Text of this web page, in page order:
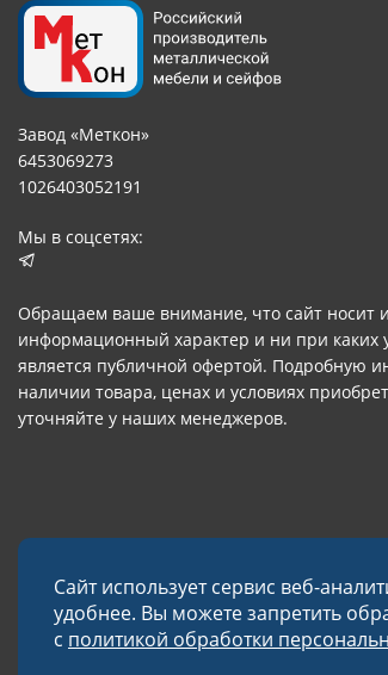
Завод «Меткон»
6453069273
1026403052191
Мы в соцсетях:
Обращаем ваше внимание, что сайт носит
информационный характер и ни при каких
является публичной офертой. Подробную
наличии товара, ценах и условиях
уточняйте у наших менеджеров.
© 2026 Завод «Меткон» Политика в отношении
Сайт использует сервис веб-
удобнее. Вы можете запретить
с политикой обработки